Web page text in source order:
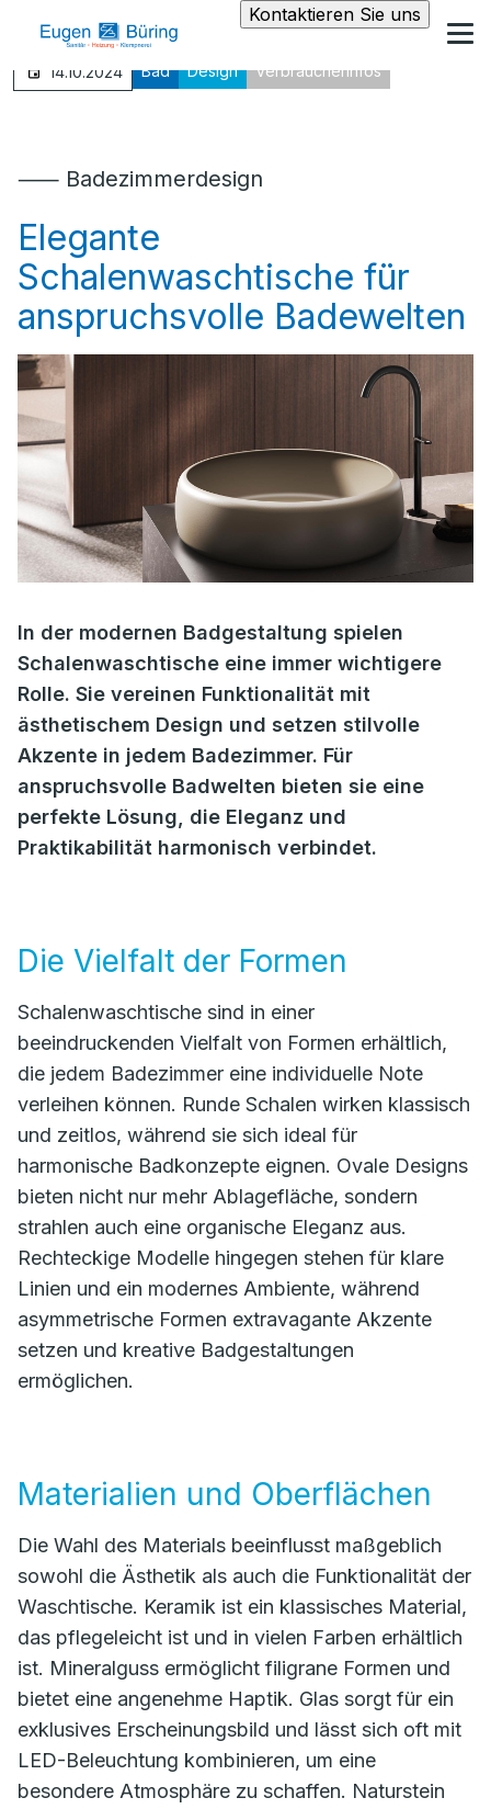
Kontaktieren Sie uns
14.10.2024 Bad Design Verbraucherinfos
⸺ Badezimmerdesign
Elegante
Schalenwaschtische für
anspruchsvolle Badewelten
In der modernen Badgestaltung spielen
Schalenwaschtische eine immer wichtigere
Rolle. Sie vereinen Funktionalität mit
ästhetischem Design und setzen stilvolle
Akzente in jedem Badezimmer. Für
anspruchsvolle Badwelten bieten sie eine
perfekte Lösung, die Eleganz und
Praktikabilität harmonisch verbindet.
Die Vielfalt der Formen
Schalenwaschtische sind in einer
beeindruckenden Vielfalt von Formen erhältlich,
die jedem Badezimmer eine individuelle Note
verleihen können. Runde Schalen wirken klassisch
und zeitlos, während sie sich ideal für
harmonische Badkonzepte eignen. Ovale Designs
bieten nicht nur mehr Ablagefläche, sondern
strahlen auch eine organische Eleganz aus.
Rechteckige Modelle hingegen stehen für klare
Linien und ein modernes Ambiente, während
asymmetrische Formen extravagante Akzente
setzen und kreative Badgestaltungen
ermöglichen.
Materialien und Oberflächen
Die Wahl des Materials beeinflusst maßgeblich
sowohl die Ästhetik als auch die Funktionalität der
Waschtische. Keramik ist ein klassisches Material,
das pflegeleicht ist und in vielen Farben erhältlich
ist. Mineralguss ermöglicht filigrane Formen und
bietet eine angenehme Haptik. Glas sorgt für ein
exklusives Erscheinungsbild und lässt sich oft mit
LED-Beleuchtung kombinieren, um eine
besondere Atmosphäre zu schaffen. Naturstein